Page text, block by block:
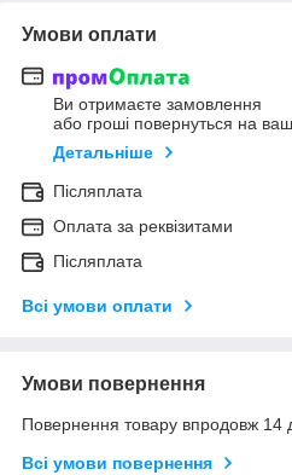
Умови оплати
Ви отримаєте замовлення
або гроші повернуться на
Детальніше
Післяплата
Оплата за реквізитами
Післяплата
Всі умови оплати
Умови повернення
Повернення товару впродовж 14
Всі умови повернення